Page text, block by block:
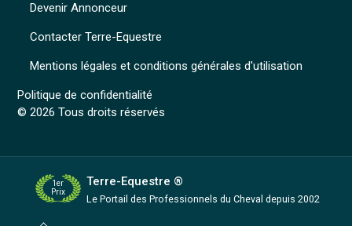
Mentions légales et conditions générales d'utilisation
Politique de confidentialité
© 2026 Tous droits réservés
Devenir Annonceur
Contacter Terre-Equestre
1er
Prix
Terre-Equestre ®
Le Portail des Professionnels du Cheval depuis 2002